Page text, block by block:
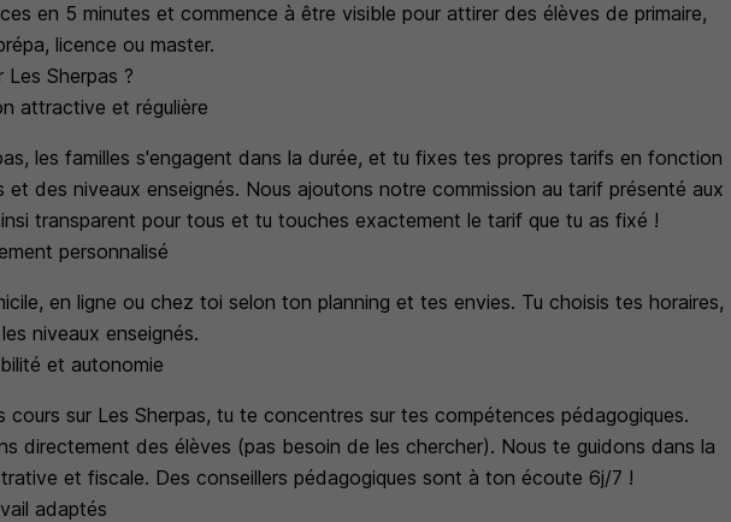
en 5 minutes et commence à être visible pour attirer des élèves de primaire,
licence ou master.
Les Sherpas ?
attractive et régulière
les familles s'engagent dans la durée, et tu fixes tes propres tarifs en fonction
et des niveaux enseignés. Nous ajoutons notre commission au tarif présenté aux
transparent pour tous et tu touches exactement le tarif que tu as fixé !
personnalisé
en ligne ou chez toi selon ton planning et tes envies. Tu choisis tes horaires,
niveaux enseignés.
et autonomie
cours sur Les Sherpas, tu te concentres sur tes compétences pédagogiques.
directement des élèves (pas besoin de les chercher). Nous te guidons dans la
et fiscale. Des conseillers pédagogiques sont à ton écoute 6j/7 !
adaptés